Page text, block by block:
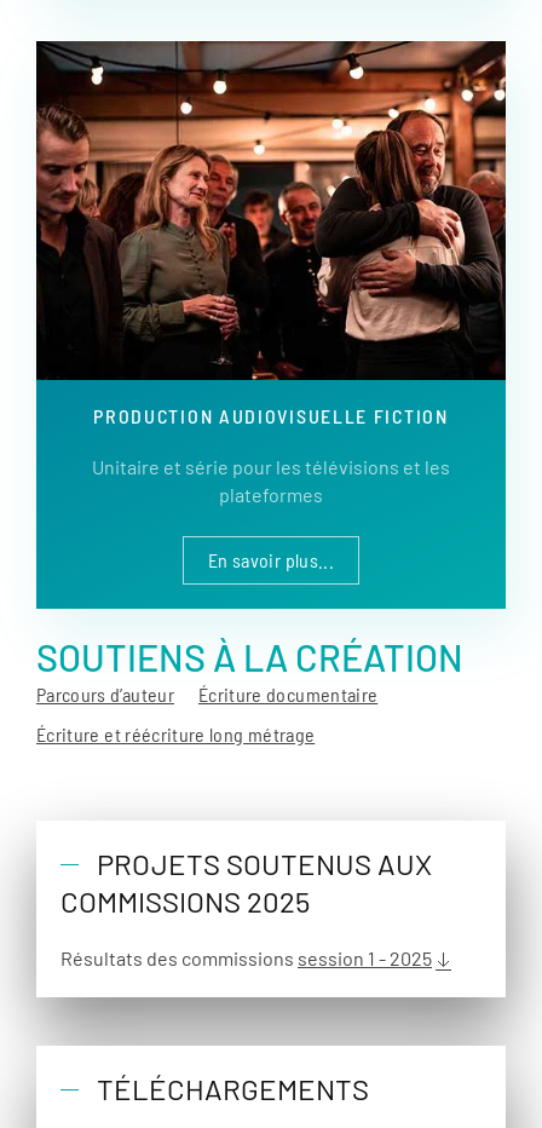
PRODUCTION AUDIOVISUELLE FICTION
Unitaire et série pour les télévisions et les
plateformes
En savoir plus...
SOUTIENS À LA CRÉATION
Parcours d’auteur
Écriture documentaire
Écriture et réécriture long métrage
PROJETS SOUTENUS AUX
COMMISSIONS 2025
Résultats des commissions session 1 - 2025
TÉLÉCHARGEMENTS